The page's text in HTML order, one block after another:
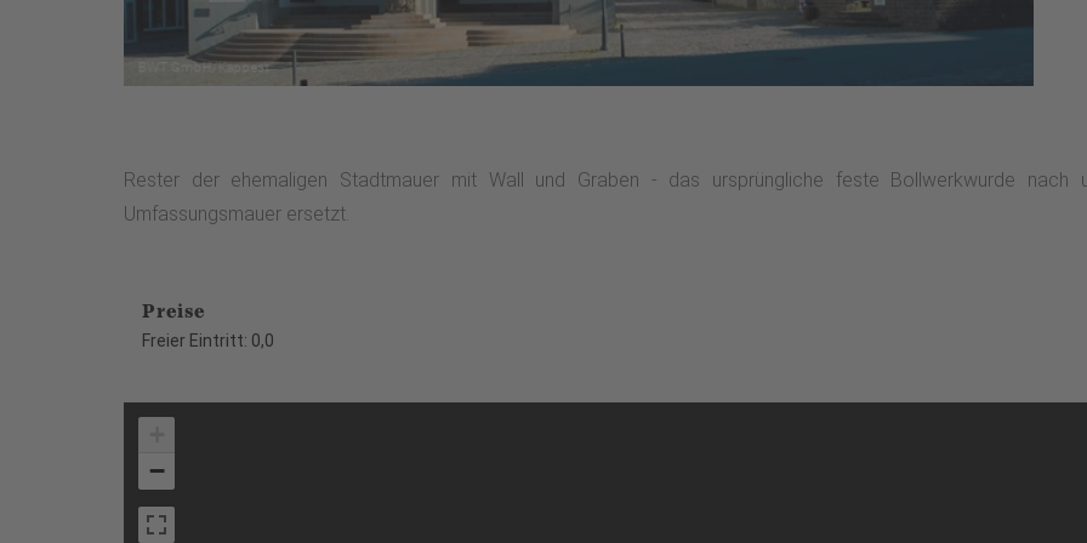
Rester der ehemaligen Stadtmauer mit Wall und Graben - das ursprüngliche feste Bollwerkwurde
Umfassungsmauer ersetzt.
Preise
Freier Eintritt: 0,0
−